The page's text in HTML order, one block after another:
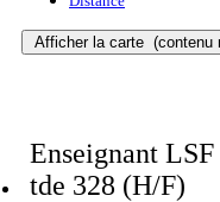
Afficher la carte (contenu
Enseignant
tde 328 (H/F)